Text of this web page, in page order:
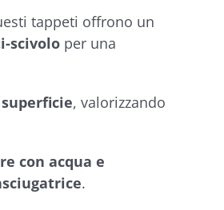
tappeti offrono un
scivolo per una
, valorizzando
con acqua e
.